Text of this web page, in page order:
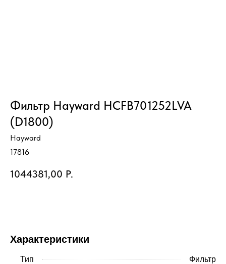
Фильтр Hayward HCFB701252LVA
(D1800)
Hayward
17816
1044381,00 Р.
Характеристики
Тип Фильтр